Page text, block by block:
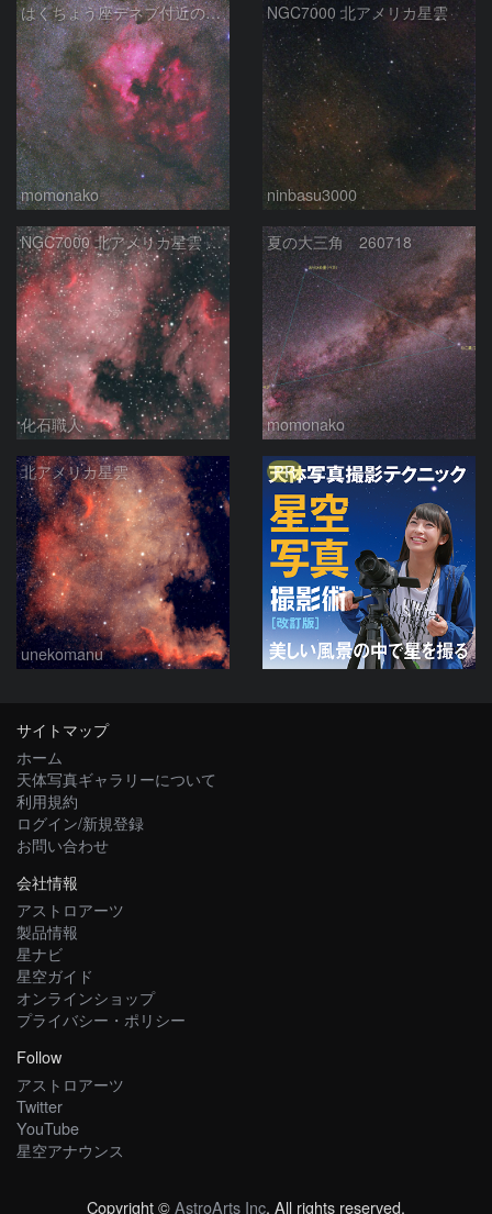
はくちょう座デネブ付近の空域 260720
momonako
NGC7000 北アメリカ星雲
ninbasu3000
NGC7000 北アメリカ星雲 IC5067~5070 ペリカン星雲 はくちょう座
化石職人
夏の大三角 260718
momonako
北アメリカ星雲
unekomanu
PR
サイトマップ
ホーム
天体写真ギャラリーについて
利用規約
ログイン/新規登録
お問い合わせ
会社情報
アストロアーツ
製品情報
星ナビ
星空ガイド
オンラインショップ
プライバシー・ポリシー
Follow
アストロアーツ
Twitter
YouTube
星空アナウンス
Copyright ©AstroArts Inc. All rights reserved.